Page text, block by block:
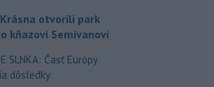
otvorili park
kňazovi Semivanovi
SLNKA: Časť Európy
dôsledky